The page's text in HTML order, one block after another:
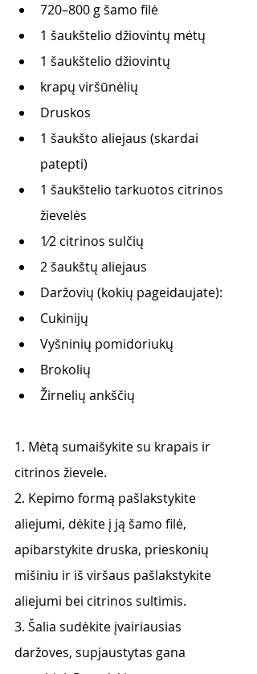
720–800 g šamo filė
1 šaukštelio džiovintų mėtų
1 šaukštelio džiovintų
krapų viršūnėlių
Druskos
1 šaukšto aliejaus (skardai
patepti)
1 šaukštelio tarkuotos citrinos
žievelės
1⁄2 citrinos sulčių
2 šaukštų aliejaus
Daržovių (kokių pageidaujate):
Cukinijų
Vyšninių pomidoriukų
Brokolių
Žirnelių ankščių
1. Mėtą sumaišykite su krapais ir
citrinos žievele.
2. Kepimo formą pašlakstykite
aliejumi, dėkite į ją šamo filė,
apibarstykite druska, prieskonių
mišiniu ir iš viršaus pašlakstykite
aliejumi bei citrinos sultimis.
3. Šalia sudėkite įvairiausias
daržoves, supjaustytas gana